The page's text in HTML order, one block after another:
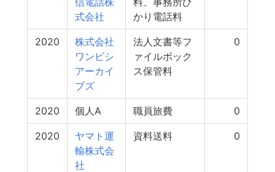
式会社
かり電話料
2020
株式会社
ワンビシ
アーカイ
ブズ
法人文書等フ
ァイルボック
ス保管料
0
2020 個人A 職員旅費 0
2020
ヤマト運
輸株式会
社
資料送料 0